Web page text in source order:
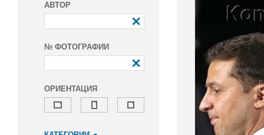
АВТОР
№ ФОТОГРАФИИ
ОРИЕНТАЦИЯ